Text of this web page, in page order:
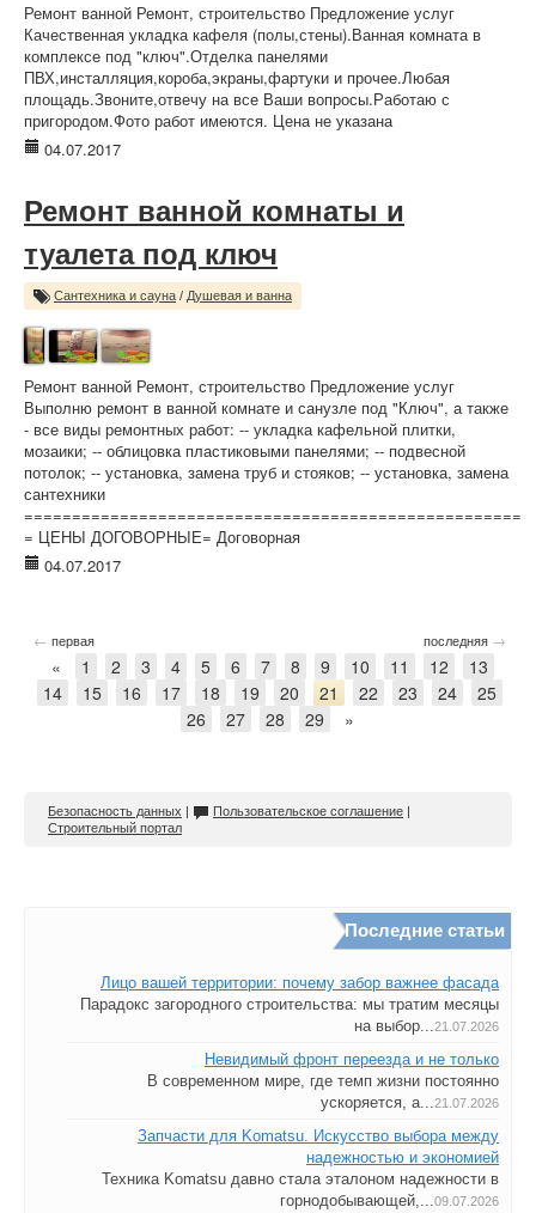
Ремонт ванной Ремонт, строительство Предложение услуг
Качественная укладка кафеля (полы,стены).Ванная комната в
комплексе под "ключ".Отделка панелями
ПВХ,инсталляция,короба,экраны,фартуки и прочее.Любая
площадь.Звоните,отвечу на все Ваши вопросы.Работаю с
пригородом.Фото работ имеются. Цена не указана
04.07.2017
Ремонт ванной комнаты и
туалета под ключ
Сантехника и сауна / Душевая и ванна
Ремонт ванной Ремонт, строительство Предложение услуг
Выполню ремонт в ванной комнате и санузле под "Ключ", а также
- все виды ремонтных работ: -- укладка кафельной плитки,
мозаики; -- облицовка пластиковыми панелями; -- подвесной
потолок; -- установка, замена труб и стояков; -- установка, замена
сантехники
====================================================
= ЦЕНЫ ДОГОВОРНЫЕ= Договорная
04.07.2017
← первая последняя →
« 1 2 3 4 5 6 7 8 9 10 11 12
13
14
15 16 17 18 19 20 21 22 23 24
25
26
27 28 29 »
Безопасность данных | Пользовательское соглашение |
Строительный портал
Последние статьи
Лицо вашей территории: почему забор важнее фасада
Парадокс загородного строительства: мы тратим месяцы
на выбор...21.07.2026
Невидимый фронт переезда и не только
В современном мире, где темп жизни постоянно
ускоряется, а...21.07.2026
Запчасти для Komatsu. Искусство выбора между
надежностью и экономией
Техника Komatsu давно стала эталоном надежности в
горнодобывающей,...09.07.2026